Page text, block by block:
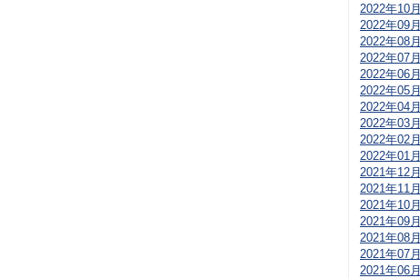
2022年10月
2022年09月
2022年08月
2022年07月
2022年06月
2022年05月
2022年04月
2022年03月
2022年02月
2022年01月
2021年12月
2021年11月
2021年10月
2021年09月
2021年08月
2021年07月
2021年06月